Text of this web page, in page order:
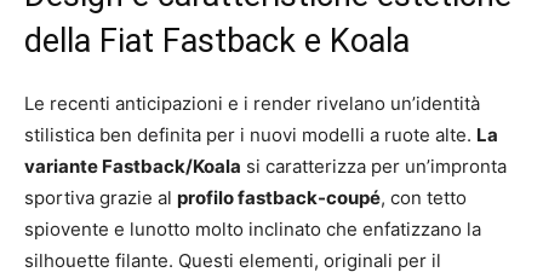
della Fiat Fastback e Koala
Le recenti anticipazioni e i render rivelano un’identità
stilistica ben definita per i nuovi modelli a ruote alte. La
variante Fastback/Koala si caratterizza per un’impronta
sportiva grazie al profilo fastback-coupé, con tetto
spiovente e lunotto molto inclinato che enfatizzano la
silhouette filante. Questi elementi, originali per il